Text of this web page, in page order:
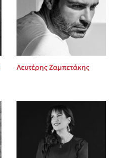
Λευτέρης Ζαμπετάκης